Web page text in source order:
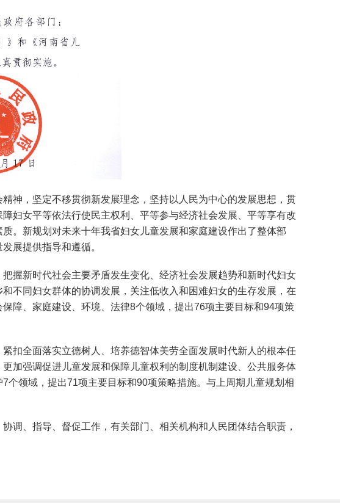
，坚定不移贯彻新发展理念，坚持以人民为中心的发展思想，贯
妇女平等依法行使民主权利、平等参与经济社会发展、平等享有改
。新规划对未来十年我省妇女儿童发展和家庭建设作出了整体部
展提供指导和遵循。
握新时代社会主要矛盾发生变化、经济社会发展趋势和新时代妇女
不同妇女群体的协调发展，关注低收入和困难妇女的生存发展，在
障、家庭建设、环境、法律8个领域，提出76项主要目标和94项策
扣全面落实立德树人、培养德智体美劳全面发展时代新人的根本任
加强调促进儿童发展和保障儿童权利的制度机制建设、公共服务体
领域，提出71项主要目标和90项策略措施。与上周期儿童规划相
、指导、督促工作，有关部门、相关机构和人民团体结合职责，